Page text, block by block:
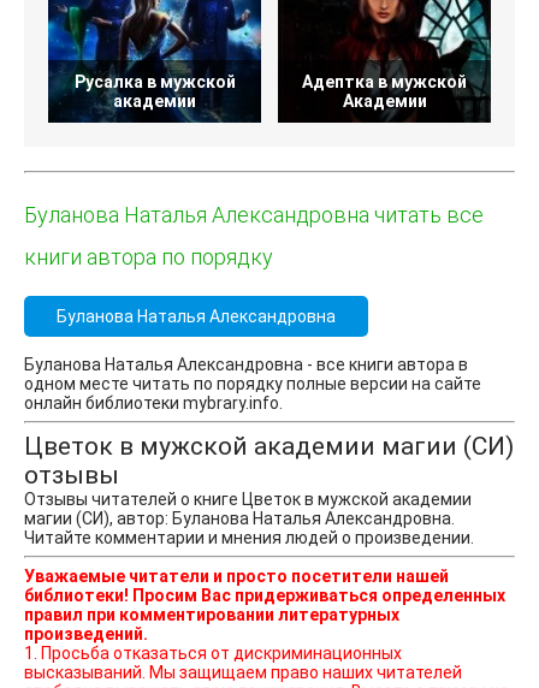
Русалка в мужской
академии
Адептка в мужской
Академии
Буланова Наталья Александровна читать все
книги автора по порядку
Буланова Наталья Александровна
Буланова Наталья Александровна - все книги автора в
одном месте читать по порядку полные версии на сайте
онлайн библиотеки mybrary.info.
Цветок в мужской академии магии (СИ)
отзывы
Отзывы читателей о книге Цветок в мужской академии
магии (СИ), автор: Буланова Наталья Александровна.
Читайте комментарии и мнения людей о произведении.
Уважаемые читатели и просто посетители нашей
библиотеки! Просим Вас придерживаться определенных
правил при комментировании литературных
произведений.
1. Просьба отказаться от дискриминационных
высказываний. Мы защищаем право наших читателей